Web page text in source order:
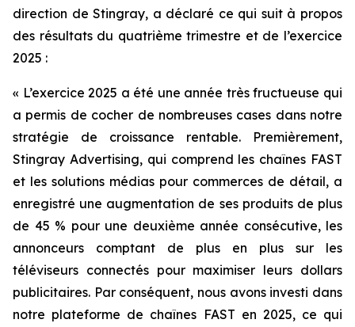
direction de Stingray, a déclaré ce qui suit à propos
des résultats du quatrième trimestre et de l’exercice
2025 :
« L’exercice 2025 a été une année très fructueuse qui
a permis de cocher de nombreuses cases dans notre
stratégie de croissance rentable. Premièrement,
Stingray Advertising, qui comprend les chaînes FAST
et les solutions médias pour commerces de détail, a
enregistré une augmentation de ses produits de plus
de 45 % pour une deuxième année consécutive, les
annonceurs comptant de plus en plus sur les
téléviseurs connectés pour maximiser leurs dollars
publicitaires. Par conséquent, nous avons investi dans
notre plateforme de chaînes FAST en 2025, ce qui